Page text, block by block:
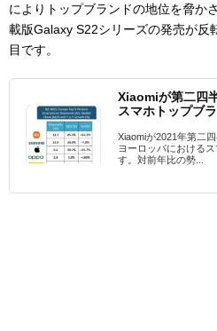
によりトップブランドの地位を脅か
載版Galaxy S22シリーズの発売が反
目です。
Xiaomiが第二四
スマホトップブ
Xiaomiが2021年第二
ヨーロッパにおける
す。対前年比の勢...